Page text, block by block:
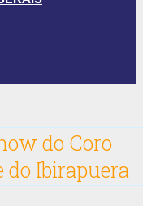
do Coro
Ibirapuera